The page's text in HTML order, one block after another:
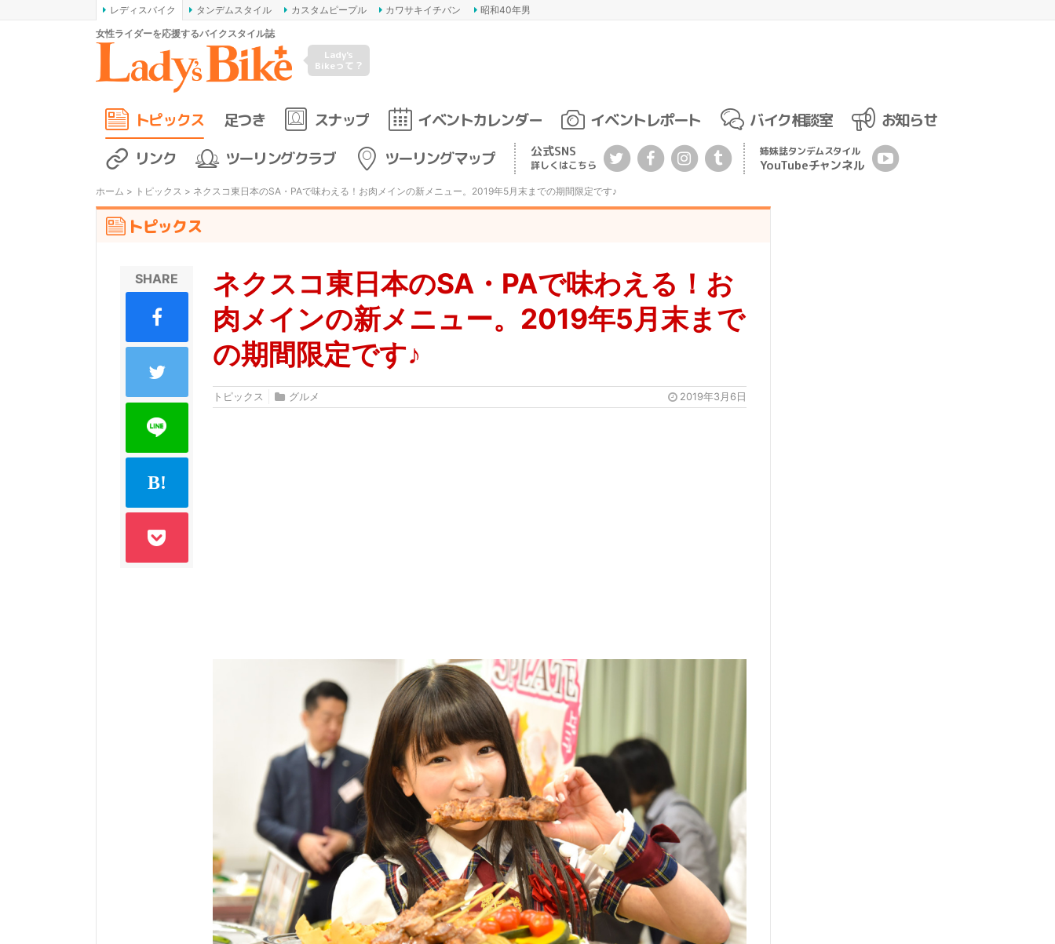
レディスバイク タンデムスタイル カスタムピープル カワサキイチバン
昭和40年男
女性ライダーを応援するバイクスタイル誌
Lady's
Bikeって？
トピックス 足つき スナップ イベントカレンダー イベントレポート バイク相談室
お知らせ
リンク
ツーリングクラブ ツーリングマップ 公式SNS
詳しくはこちら
姉妹誌タンデムスタイル
YouTubeチャンネル
ホーム > トピックス > ネクスコ東日本のSA・PAで味わえる！お肉メインの新メニュー。2019年5月末までの期間限定です♪
トピックス
ネクスコ東日本のSA・PAで味わえる！お
肉メインの新メニュー。2019年5月末まで
の期間限定です♪
トピックス グルメ 2019年3月6日
SHARE